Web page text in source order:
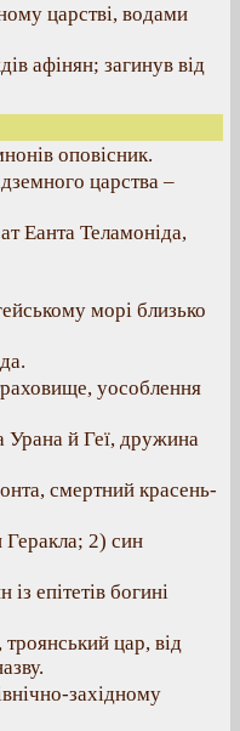
царстві, водами
афінян; загинув від
оповісник.
царства –
Еанта Теламоніда,
морі близько
уособлення
Урана й Геї, дружина
смертний красень-
2) син
епітетів богині
цар, від
західному